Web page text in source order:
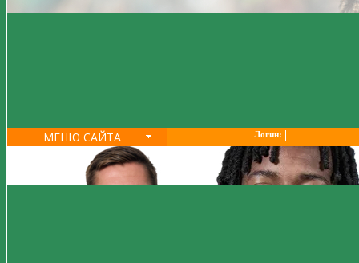
МЕНЮ САЙТА Логин: